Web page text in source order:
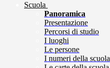
Scuola
Panoramica
Presentazione
Percorsi di studio
I luoghi
Le persone
I numeri della scuola